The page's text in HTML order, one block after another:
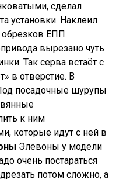
сделал
установки. Наклеил
обрезков ЕПП.
вырезано чуть
Так серва встаёт с
в отверстие. В
посадочные шурупы
к ним
которые идут с ней в
Элевоны у модели
очень постараться
потом сложно, а